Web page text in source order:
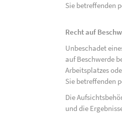
Sie betreffenden
Recht auf
Unbeschadet
auf Beschwerde
Arbeitsplatzes
Sie betreffenden
Die
und die